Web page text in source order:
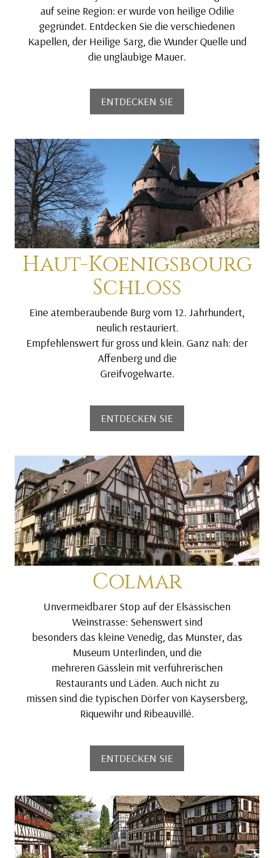
auf seine Region: er wurde von heilige Odilie
gegründet. Entdecken Sie die verschiedenen
Kapellen, der Heilige Sarg, die Wunder Quelle und
die ungläubige Mauer.
ENTDECKEN SIE
Haut-Koenigsbourg
Schloss
Eine atemberaubende Burg vom 12. Jahrhundert,
neulich restauriert.
Empfehlenswert für gross und klein. Ganz nah: der
Affenberg und die
Greifvogelwarte.
ENTDECKEN SIE
Colmar
Unvermeidbarer Stop auf der Elsässischen
Weinstrasse: Sehenswert sind
besonders das kleine Venedig, das Münster, das
Museum Unterlinden, und die
mehreren Gässlein mit verführerischen
Restaurants und Läden. Auch nicht zu
missen sind die typischen Dörfer von Kaysersberg,
Riquewihr und Ribeauvillé.
ENTDECKEN SIE